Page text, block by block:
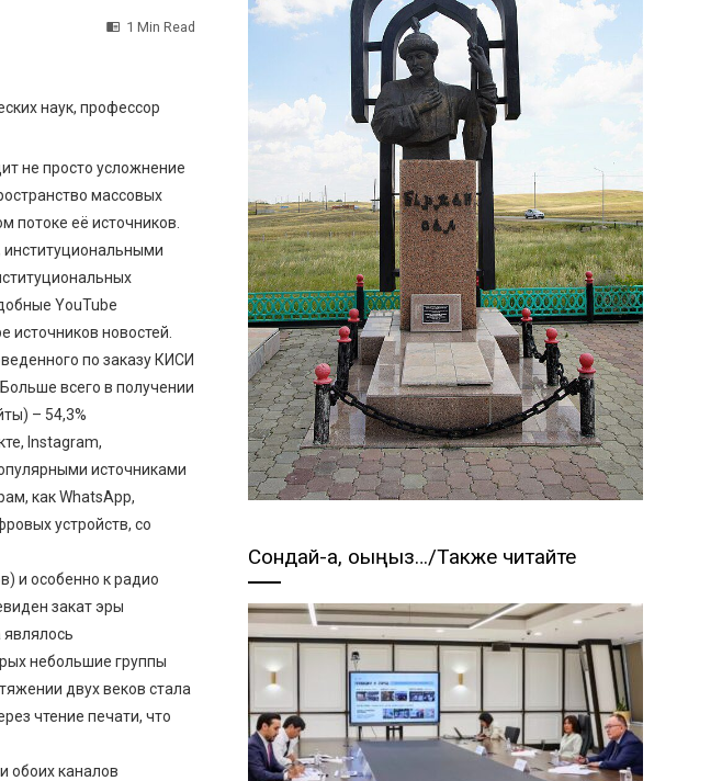
1 Min Read
наук, профессор
не просто усложнение
массовых
потоке её источников.
институциональными
YouTube
источников новостей.
по заказу КИСИ
всего в получении
– 54,3%
Instagram,
источниками
как WhatsApp,
устройств, со
и особенно к радио
закат эры
являлось
небольшие группы
двух веков стала
чтение печати, что
обоих каналов
Сондай-ақ, оқыңыз…/Также читайте